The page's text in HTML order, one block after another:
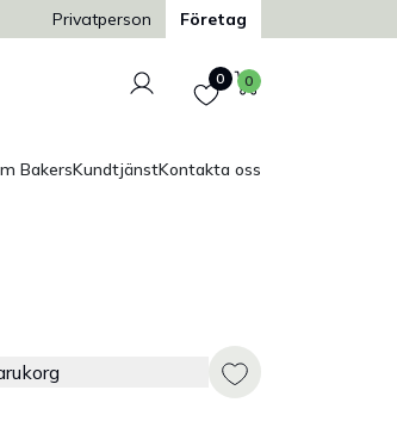
säker betalning
Privatperson Företag
Logga in
Favoriter
0 Varukorg
0
BakersKundtjänstKontakta oss